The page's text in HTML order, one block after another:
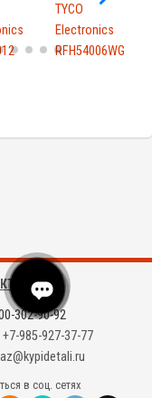
TYCO
Electronics
RFH54006WG
302-90-92
+7-985-927-37-77
в соц. сетях